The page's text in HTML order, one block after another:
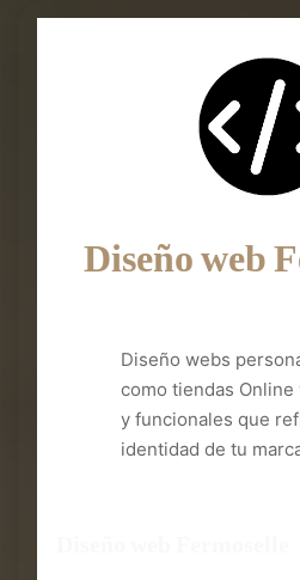
Diseño web
Diseño webs
como tiendas Online
y funcionales que
identidad de tu